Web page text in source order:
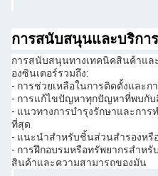
การสนับสนุนและบริกา
การสนับสนุนทางเทคนิคสินค้าแล
องซินเตอร์รวมถึง:
- การช่วยเหลือในการติดตั้งและก
- การแก้ไขปัญหาทุกปัญหาที่พบกั
- แนวทางการบํารุงรักษาและการ
ที่สุด
- แนะนําสําหรับชิ้นส่วนสํารองหรื
- การฝึกอบรมหรือทรัพยากรสําหรั
สินค้าและความสามารถของมัน